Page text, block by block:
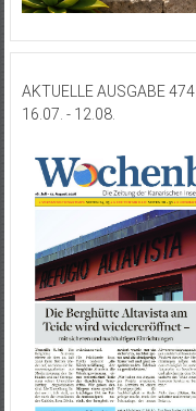
AKTUELLE AUSGABE 474
16.07. - 12.08.